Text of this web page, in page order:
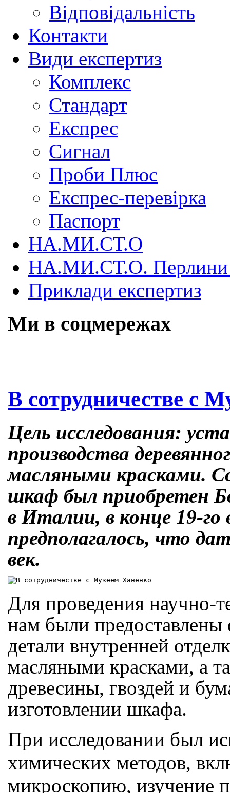
Відповідальність
Контакти
Види експертиз
Комплекс
Стандарт
Експрес
Сигнал
Проби Плюс
Експрес-перевірка
Паспорт
НА.МИ.СТ.О
НА.МИ.СТ.О. Перлини
Приклади експертиз
Ми в соцмережах
Skip
content
В сотрудничестве с
Цель исследования:
производства
масляными красками.
шкаф был приобретен
в Италии, в конце 19-го
предполагалось, что
век.
Для проведения научно-
нам были
детали внутренней
масляными красками, а
древесины, гвоздей и
изготовлении шкафа.
При исследовании был
химических методов,
микроскопию, изучение